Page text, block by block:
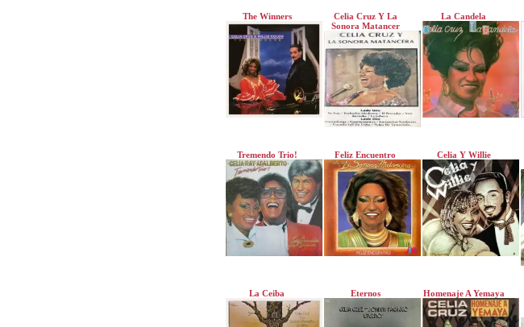
The Winners
Celia Cruz Y La
Sonora Matancer
La Candela
Tremendo Trio! Feliz Encuentro Celia Y Willie
La Ceiba Eternos Homenaje A Yemaya